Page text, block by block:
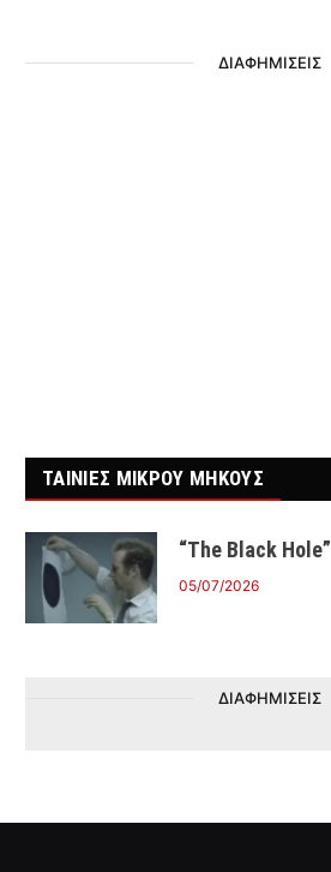
ΔΙΑΦΗΜΙΣΕΙΣ
ΤΑΙΝΙΕΣ ΜΙΚΡΟΥ ΜΗΚΟΥΣ
“The Black Hole”
05/07/2026
ΔΙΑΦΗΜΙΣΕΙΣ